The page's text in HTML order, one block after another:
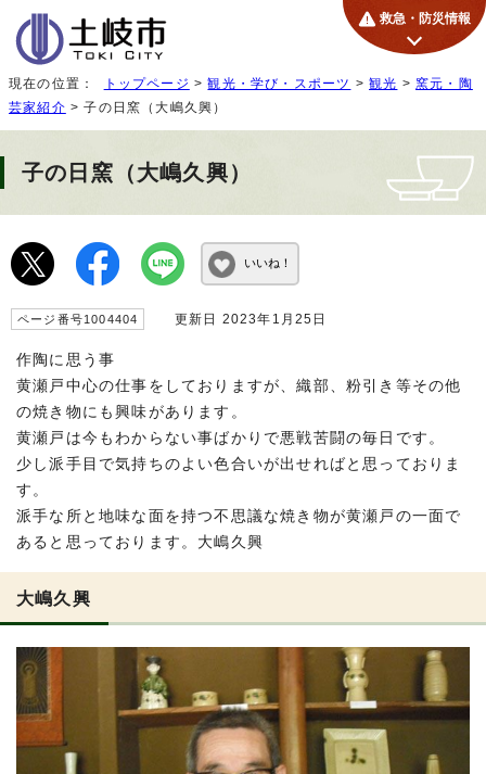
救急・防災情報
現在の位置： トップページ >観光・学び・スポーツ >観光 > 窯元・陶
芸家紹介 > 子の日窯（大嶋久興）
子の日窯（大嶋久興）
いいね！
ページ番号1004404 更新日 2023年1月25日
作陶に思う事
黄瀬戸中心の仕事をしておりますが、織部、粉引き等その他
の焼き物にも興味があります。
黄瀬戸は今もわからない事ばかりで悪戦苦闘の毎日です。
少し派手目で気持ちのよい色合いが出せればと思っておりま
す。
派手な所と地味な面を持つ不思議な焼き物が黄瀬戸の一面で
あると思っております。大嶋久興
大嶋久興